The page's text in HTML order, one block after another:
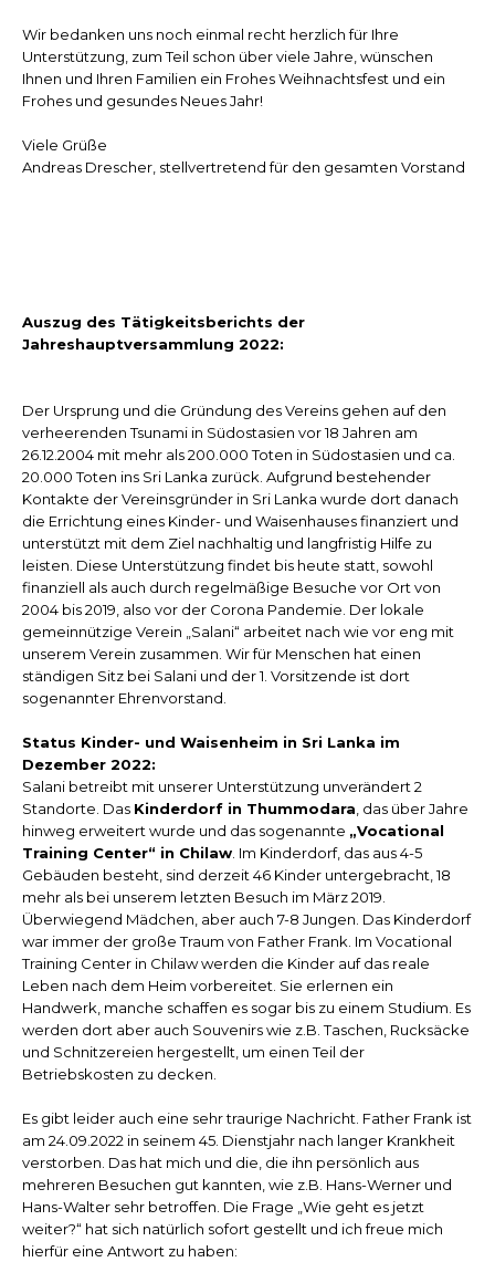
Wir bedanken uns noch einmal recht herzlich für Ihre
Unterstützung, zum Teil schon über viele Jahre, wünschen
Ihnen und Ihren Familien ein Frohes Weihnachtsfest und ein
Frohes und gesundes Neues Jahr!
Viele Grüße
Andreas Drescher, stellvertretend für den gesamten Vorstand
Auszug des Tätigkeitsberichts der
Jahreshauptversammlung 2022:
Der Ursprung und die Gründung des Vereins gehen auf den
verheerenden Tsunami in Südostasien vor 18 Jahren am
26.12.2004 mit mehr als 200.000 Toten in Südostasien und ca.
20.000 Toten ins Sri Lanka zurück. Aufgrund bestehender
Kontakte der Vereinsgründer in Sri Lanka wurde dort danach
die Errichtung eines Kinder- und Waisenhauses finanziert und
unterstützt mit dem Ziel nachhaltig und langfristig Hilfe zu
leisten. Diese Unterstützung findet bis heute statt, sowohl
finanziell als auch durch regelmäßige Besuche vor Ort von
2004 bis 2019, also vor der Corona Pandemie. Der lokale
gemeinnützige Verein „Salani“ arbeitet nach wie vor eng mit
unserem Verein zusammen. Wir für Menschen hat einen
ständigen Sitz bei Salani und der 1. Vorsitzende ist dort
sogenannter Ehrenvorstand.
Status Kinder- und Waisenheim in Sri Lanka im
Dezember 2022:
Salani betreibt mit unserer Unterstützung unverändert 2
Standorte. Das Kinderdorf in Thummodara , das über Jahre
hinweg erweitert wurde und das sogenannte „Vocational
Training Center“ in Chilaw . Im Kinderdorf, das aus 4-5
Gebäuden besteht, sind derzeit 46 Kinder untergebracht, 18
mehr als bei unserem letzten Besuch im März 2019.
Überwiegend Mädchen, aber auch 7-8 Jungen. Das Kinderdorf
war immer der große Traum von Father Frank. Im Vocational
Training Center in Chilaw werden die Kinder auf das reale
Leben nach dem Heim vorbereitet. Sie erlernen ein
Handwerk, manche schaffen es sogar bis zu einem Studium. Es
werden dort aber auch Souvenirs wie z.B. Taschen, Rucksäcke
und Schnitzereien hergestellt, um einen Teil der
Betriebskosten zu decken.
Es gibt leider auch eine sehr traurige Nachricht. Father Frank ist
am 24.09.2022 in seinem 45. Dienstjahr nach langer Krankheit
verstorben. Das hat mich und die, die ihn persönlich aus
mehreren Besuchen gut kannten, wie z.B. Hans-Werner und
Hans-Walter sehr betroffen. Die Frage „Wie geht es jetzt
weiter?“ hat sich natürlich sofort gestellt und ich freue mich
hierfür eine Antwort zu haben: